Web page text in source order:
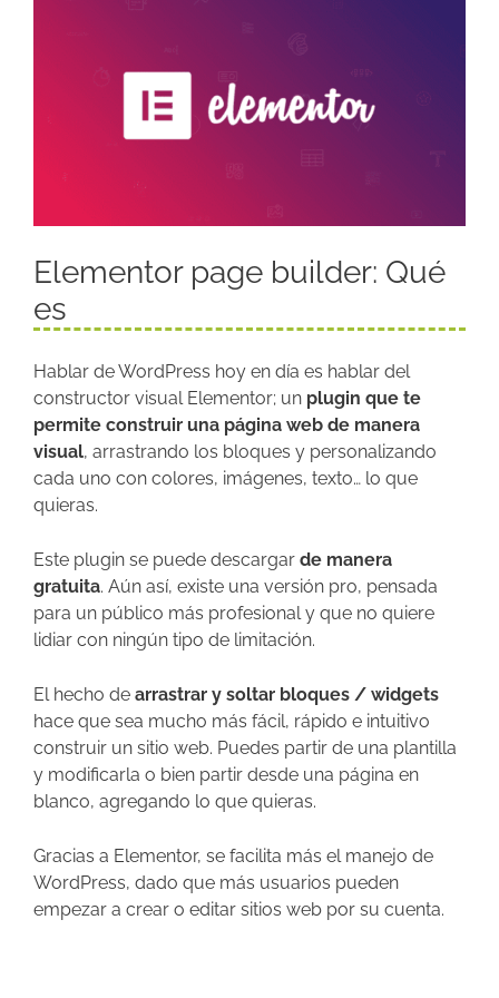
Elementor page builder: Qué
es
Hablar de WordPress hoy en día es hablar del
constructor visual Elementor; un plugin que te
permite construir una página web de manera
visual, arrastrando los bloques y personalizando
cada uno con colores, imágenes, texto… lo que
quieras.
Este plugin se puede descargar de manera
gratuita. Aún así, existe una versión pro, pensada
para un público más profesional y que no quiere
lidiar con ningún tipo de limitación.
El hecho de arrastrar y soltar bloques / widgets
hace que sea mucho más fácil, rápido e intuitivo
construir un sitio web. Puedes partir de una plantilla
y modificarla o bien partir desde una página en
blanco, agregando lo que quieras.
Gracias a Elementor, se facilita más el manejo de
WordPress, dado que más usuarios pueden
empezar a crear o editar sitios web por su cuenta.